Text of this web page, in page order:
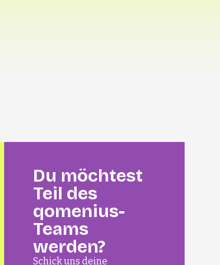
Du möchtest
Teil des
qomenius-
Teams
werden?
Schick uns deine